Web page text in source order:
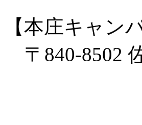
【本庄キャン
〒840-8502